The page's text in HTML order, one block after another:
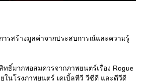
รสร้างมูลค่าจากประสบการณ์และความรู้
ทธิ์มากพอสมควรจากภาพยนตร์เรื่อง Rogue
ในโรงภาพยนตร์ เคเบิ้ลทีวี วีซีดี และดีวีดี